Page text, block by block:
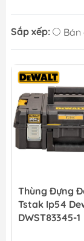
Sắp xếp: Bán
Thùng Đựng
Tstak Ip54
DWST83345-1